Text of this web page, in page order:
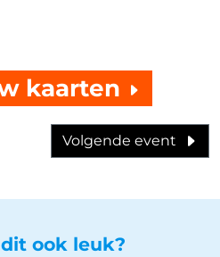
kaarten
Volgende event
ook leuk?